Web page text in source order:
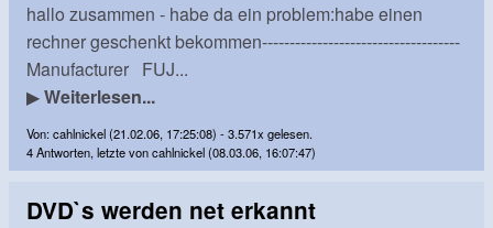
hallo zusammen - habe da ein problem:habe einen
rechner geschenkt bekommen------------------------------------
Manufacturer FUJ...
▶Weiterlesen...
Von: cahlnickel (21.02.06, 17:25:08) - 3.571x gelesen.
4 Antworten, letzte von cahlnickel (08.03.06, 16:07:47)
DVD`s werden net erkannt